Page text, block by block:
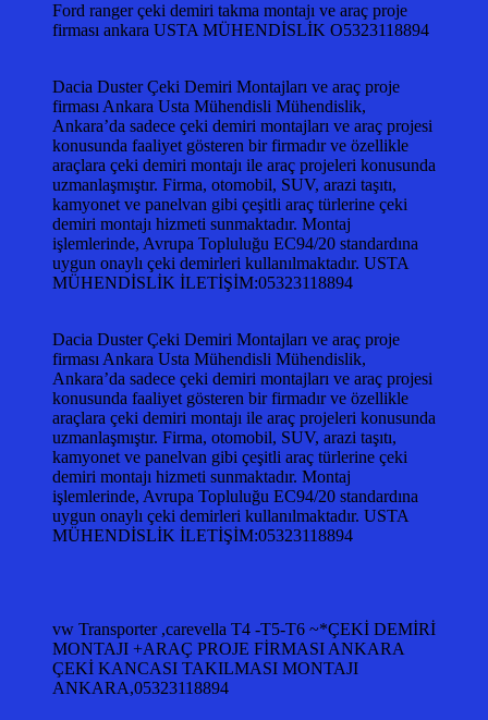
Ford ranger çeki demiri takma montajı ve araç proje
firması ankara USTA MÜHENDİSLİK O5323118894
Dacia Duster Çeki Demiri Montajları ve araç proje
firması Ankara Usta Mühendisli Mühendislik,
Ankara’da sadece çeki demiri montajları ve araç projesi
konusunda faaliyet gösteren bir firmadır ve özellikle
araçlara çeki demiri montajı ile araç projeleri konusunda
uzmanlaşmıştır. Firma, otomobil, SUV, arazi taşıtı,
kamyonet ve panelvan gibi çeşitli araç türlerine çeki
demiri montajı hizmeti sunmaktadır. Montaj
işlemlerinde, Avrupa Topluluğu EC94/20 standardına
uygun onaylı çeki demirleri kullanılmaktadır. USTA
MÜHENDİSLİK İLETİŞİM:05323118894
Dacia Duster Çeki Demiri Montajları ve araç proje
firması Ankara Usta Mühendisli Mühendislik,
Ankara’da sadece çeki demiri montajları ve araç projesi
konusunda faaliyet gösteren bir firmadır ve özellikle
araçlara çeki demiri montajı ile araç projeleri konusunda
uzmanlaşmıştır. Firma, otomobil, SUV, arazi taşıtı,
kamyonet ve panelvan gibi çeşitli araç türlerine çeki
demiri montajı hizmeti sunmaktadır. Montaj
işlemlerinde, Avrupa Topluluğu EC94/20 standardına
uygun onaylı çeki demirleri kullanılmaktadır. USTA
MÜHENDİSLİK İLETİŞİM:05323118894
vw Transporter ,carevella T4 -T5-T6 ~*ÇEKİ DEMİRİ
MONTAJI +ARAÇ PROJE FİRMASI ANKARA
ÇEKİ KANCASI TAKILMASI MONTAJI
ANKARA,05323118894